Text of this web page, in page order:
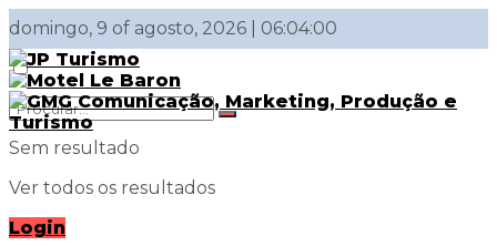
domingo, 9 of agosto, 2026 | 06:04:00
Sem resultado
Ver todos os resultados
Login